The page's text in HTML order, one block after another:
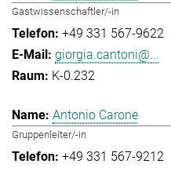
Gastwissenschaftler/-in
+49 331 567-9622
giorgia.cantoni@...
K-0.232
Antonio Carone
Gruppenleiter/-in
+49 331 567-9212